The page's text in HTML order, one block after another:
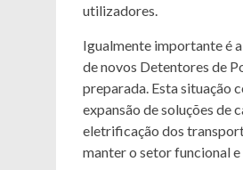
utilizadores.
Igualmente importante é
de novos Detentores de
preparada. Esta situação
expansão de soluções de
eletrificação dos
manter o setor funcional